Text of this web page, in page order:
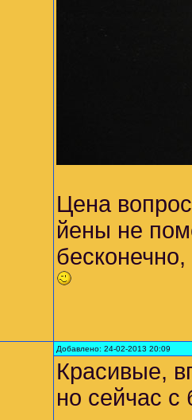
Цена
йены не
Добавлено: 24-02-2013 20:09
Красивые,
но сейчас с